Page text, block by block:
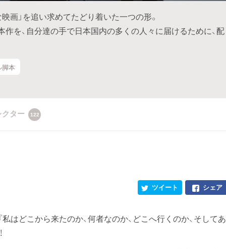
画」を追い求めてたどり着いた一つの形。
を、自分達の手で日本国内の多くの人々に届けるために、配
本
クター 122
シェア
ツイート
はどこから来たのか、何者なのか、どこへ行くのか、そしてあ